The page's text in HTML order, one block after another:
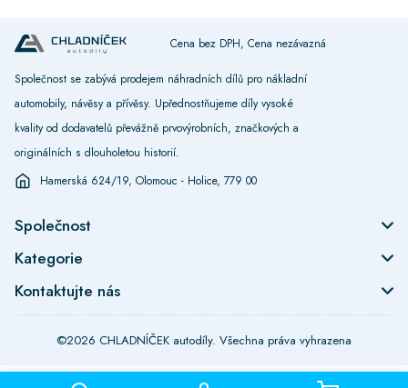
Cena bez DPH, Cena nezávazná
Společnost se zabývá prodejem náhradních dílů pro nákladní
automobily, návěsy a přívěsy. Upřednostňujeme díly vysoké
kvality od dodavatelů převážně prvovýrobních, značkových a
originálních s dlouholetou historií.
Hamerská 624/19, Olomouc - Holice, 779 00
Společnost
Kategorie
Kontaktujte nás
©2026 CHLADNÍČEK autodíly. Všechna práva vyhrazena